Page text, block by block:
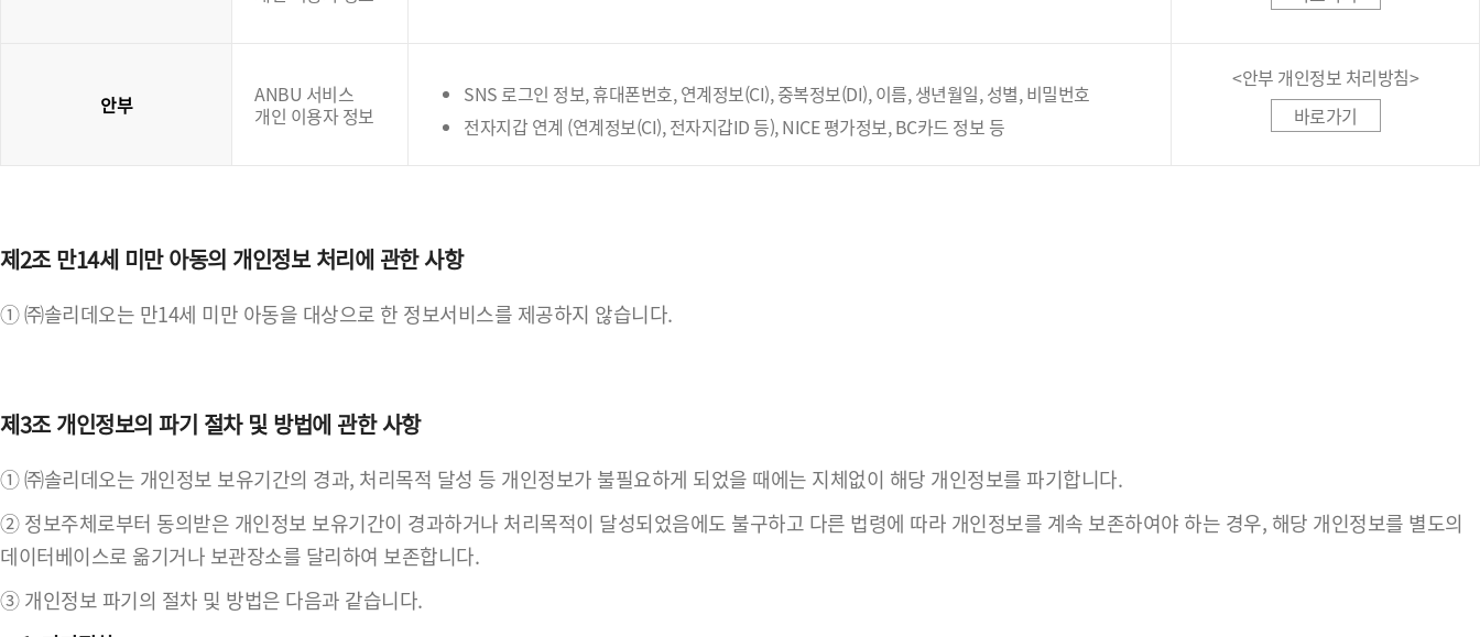
안부
ANBU 서비스
개인 이용자 정보
SNS 로그인 정보, 휴대폰번호, 연계정보(CI), 중복정보(DI), 이름, 생년월일, 성별, 비밀번호
전자지갑 연계 (연계정보(CI), 전자지갑ID 등), NICE 평가정보, BC카드 정보 등
<안부 개인정보 처리방침>
바로가기
제2조 만14세 미만 아동의 개인정보 처리에 관한 사항
① ㈜솔리데오는 만14세 미만 아동을 대상으로 한 정보서비스를 제공하지 않습니다.
제3조 개인정보의 파기 절차 및 방법에 관한 사항
① ㈜솔리데오는 개인정보 보유기간의 경과, 처리목적 달성 등 개인정보가 불필요하게 되었을 때에는 지체없이 해당 개인정보를 파기합니다.
② 정보주체로부터 동의받은 개인정보 보유기간이 경과하거나 처리목적이 달성되었음에도 불구하고 다른 법령에 따라 개인정보를 계속 보존하여야 하는 경우, 해당 개인정보를 별도의
데이터베이스로 옮기거나 보관장소를 달리하여 보존합니다.
③ 개인정보 파기의 절차 및 방법은 다음과 같습니다.